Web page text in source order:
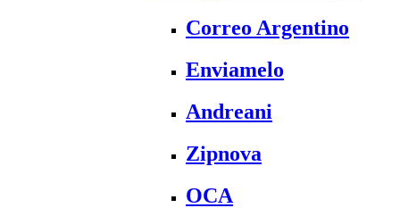
Correo Argentino
Enviamelo
Andreani
Zipnova
OCA